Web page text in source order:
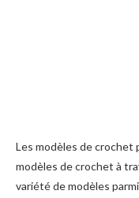
Les modèles de crochet
modèles de crochet à
variété de modèles